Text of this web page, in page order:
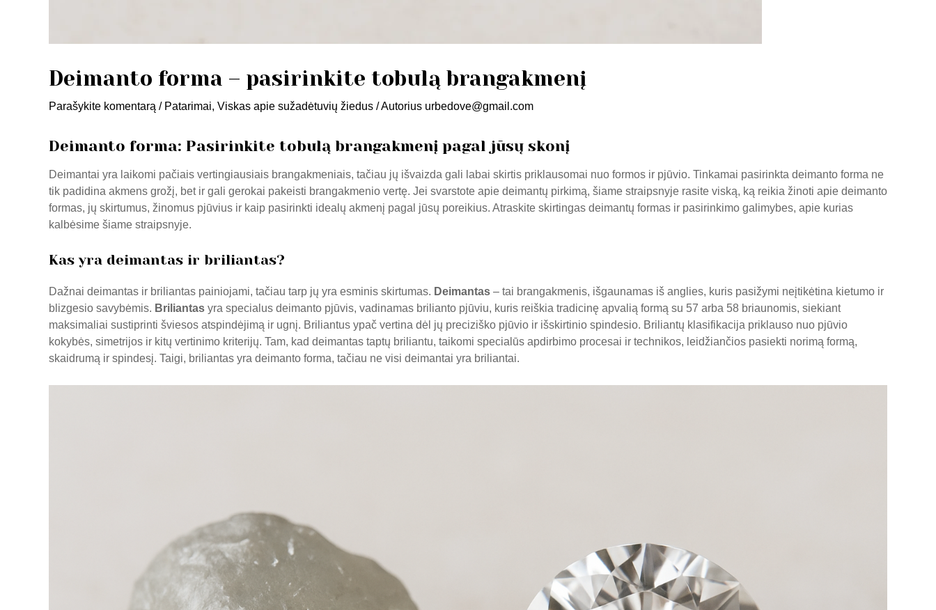
Deimanto forma – pasirinkite tobulą brangakmenį
Parašykite komentarą / Patarimai, Viskas apie sužadėtuvių žiedus / Autorius urbedove@gmail.com
Deimanto forma: Pasirinkite tobulą brangakmenį pagal jūsų skonį
Deimantai yra laikomi pačiais vertingiausiais brangakmeniais, tačiau jų išvaizda gali labai skirtis priklausomai nuo formos ir pjūvio. Tinkamai pasirinkta deimanto forma ne
tik padidina akmens grožį, bet ir gali gerokai pakeisti brangakmenio vertę. Jei svarstote apie deimantų pirkimą, šiame straipsnyje rasite viską, ką reikia žinoti apie deimanto
formas, jų skirtumus, žinomus pjūvius ir kaip pasirinkti idealų akmenį pagal jūsų poreikius. Atraskite skirtingas deimantų formas ir pasirinkimo galimybes, apie kurias
kalbėsime šiame straipsnyje.
Kas yra deimantas ir briliantas?
Dažnai deimantas ir briliantas painiojami, tačiau tarp jų yra esminis skirtumas. Deimantas – tai brangakmenis, išgaunamas iš anglies, kuris pasižymi neįtikėtina kietumo ir
blizgesio savybėmis. Briliantas yra specialus deimanto pjūvis, vadinamas brilianto pjūviu, kuris reiškia tradicinę apvalią formą su 57 arba 58 briaunomis, siekiant
maksimaliai sustiprinti šviesos atspindėjimą ir ugnį. Briliantus ypač vertina dėl jų preciziško pjūvio ir išskirtinio spindesio. Briliantų klasifikacija priklauso nuo pjūvio
kokybės, simetrijos ir kitų vertinimo kriterijų. Tam, kad deimantas taptų briliantu, taikomi specialūs apdirbimo procesai ir technikos, leidžiančios pasiekti norimą formą,
skaidrumą ir spindesį. Taigi, briliantas yra deimanto forma, tačiau ne visi deimantai yra briliantai.